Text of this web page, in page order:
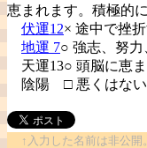
恵まれます。積極的に
伏運12× 途中で挫
地運 7○ 強志、努力
天運13○ 頭脳に恵ま
陰陽 □ 悪くはない
↑入力した名前は非公開